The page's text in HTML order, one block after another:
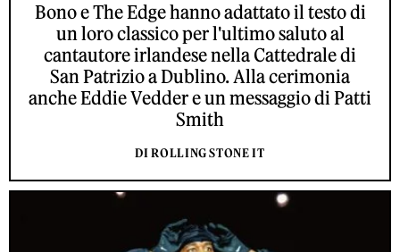
Bono e The Edge hanno adattato il testo di
un loro classico per l'ultimo saluto al
cantautore irlandese nella Cattedrale di
San Patrizio a Dublino. Alla cerimonia
anche Eddie Vedder e un messaggio di Patti
Smith
DI ROLLING STONE IT